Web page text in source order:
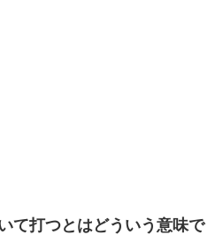
て打つとはどういう意味で